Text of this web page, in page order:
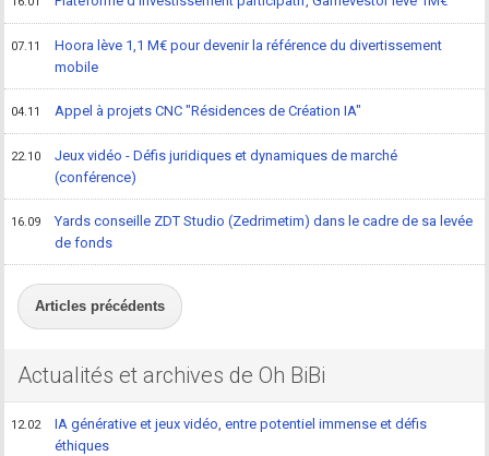
07.11
Hoora lève 1,1 M€ pour devenir la référence du divertissement
mobile
04.11 Appel à projets CNC "Résidences de Création IA"
22.10
Jeux vidéo - Défis juridiques et dynamiques de marché
(conférence)
16.09
Yards conseille ZDT Studio (Zedrimetim) dans le cadre de sa levée
de fonds
Articles précédents
Actualités et archives de Oh BiBi
12.02
IA générative et jeux vidéo, entre potentiel immense et défis
éthiques